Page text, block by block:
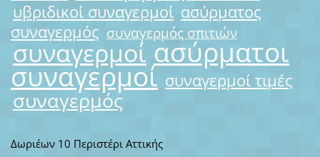
υβριδικοί συναγερμοί ασύρματος
συναγερμός συναγερμός σπιτιών
συναγερμοί ασύρματοι
συναγερμοί συναγερμοί τιμές
συναγερμός
Δωριέων 10 Περιστέρι Αττικής